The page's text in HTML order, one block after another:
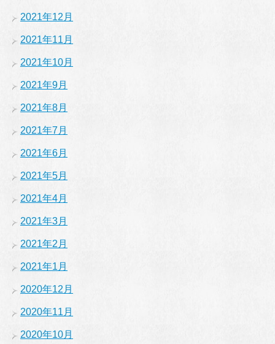
2021年12月
2021年11月
2021年10月
2021年9月
2021年8月
2021年7月
2021年6月
2021年5月
2021年4月
2021年3月
2021年2月
2021年1月
2020年12月
2020年11月
2020年10月